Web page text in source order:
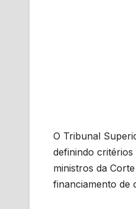
O Tribunal
definindo
ministros da
financiamento de